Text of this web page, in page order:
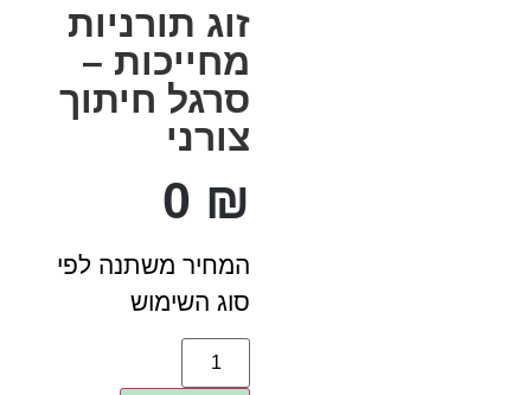
זוג תורניות
מחייכות –
סרגל חיתוך
צורני
0 ₪
המחיר משתנה לפי
סוג השימוש